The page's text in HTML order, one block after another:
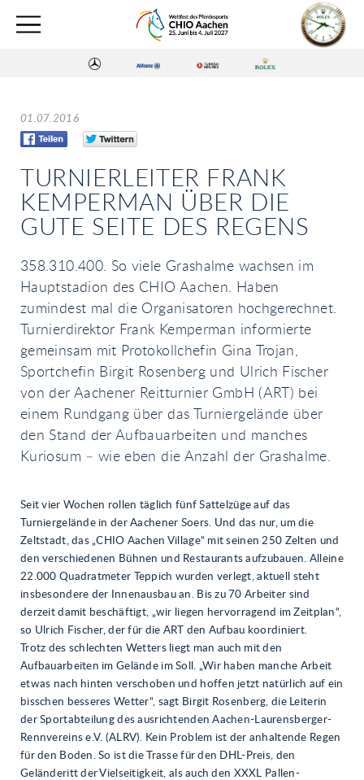
01.07.2016
TURNIERLEITER FRANK
KEMPERMAN ÜBER DIE
GUTE SEITE DES REGENS
358.310.400. So viele Grashalme wachsen im
Hauptstadion des CHIO Aachen. Haben
zumindest mal die Organisatoren hochgerechnet.
Turnierdirektor Frank Kemperman informierte
gemeinsam mit Protokollchefin Gina Trojan,
Sportchefin Birgit Rosenberg und Ulrich Fischer
von der Aachener Reitturnier GmbH (ART) bei
einem Rundgang über das Turniergelände über
den Stand der Aufbauarbeiten und manches
Kuriosum – wie eben die Anzahl der Grashalme.
Seit vier Wochen rollen täglich fünf Sattelzüge auf das
Turniergelände in der Aachener Soers. Und das nur, um die
Zeltstadt, das „CHIO Aachen Village“ mit seinen 250 Zelten und
den verschiedenen Bühnen und Restaurants aufzubauen. Alleine
22.000 Quadratmeter Teppich wurden verlegt, aktuell steht
insbesondere der Innenausbau an. Bis zu 70 Arbeiter sind
derzeit damit beschäftigt, „wir liegen hervorragend im Zeitplan“,
so Ulrich Fischer, der für die ART den Aufbau koordiniert.
Trotz des schlechten Wetters liegt man auch mit den
Aufbauarbeiten im Gelände im Soll. „Wir haben manche Arbeit
etwas nach hinten verschoben und hoffen jetzt natürlich auf ein
bisschen besseres Wetter“, sagt Birgit Rosenberg, die Leiterin
der Sportabteilung des ausrichtenden Aachen-Laurensberger-
Rennvereins e.V. (ALRV). Kein Problem ist der anhaltende Regen
für den Boden. So ist die Trasse für den DHL-Preis, den
Geländeritt der Vielseitigkeit, als auch den XXXL Pallen-